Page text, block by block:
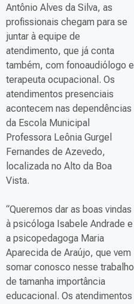
Antônio Alves da Silva, as
profissionais chegam para se
juntar à equipe de
atendimento, que já conta
também, com fonoaudiólogo e
terapeuta ocupacional. Os
atendimentos presenciais
acontecem nas dependências
da Escola Municipal
Professora Leônia Gurgel
Fernandes de Azevedo,
localizada no Alto da Boa
Vista.
“Queremos dar as boas vindas
à psicóloga Isabele Andrade e
a psicopedagoga Maria
Aparecida de Araújo, que vem
somar conosco nesse trabalho
de tamanha importância
educacional. Os atendimentos